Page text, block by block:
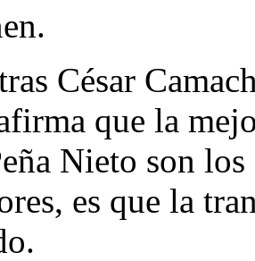
César
que la
Nieto son
es que la